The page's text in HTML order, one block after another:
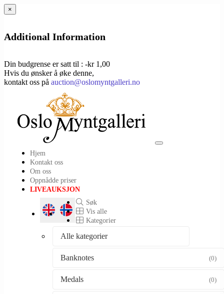
×
Additional Information
Din budgrense er satt til : -kr 1,00
Hvis du ønsker å øke denne,
kontakt oss på auction@oslomyntgalleri.no
Toggle
Hjem
Kontakt oss
Om oss
Oppnådde priser
LIVEAUKSJON
Søk
Vis alle
Kategorier
Alle kategorier
Banknotes (0)
Medals (0)